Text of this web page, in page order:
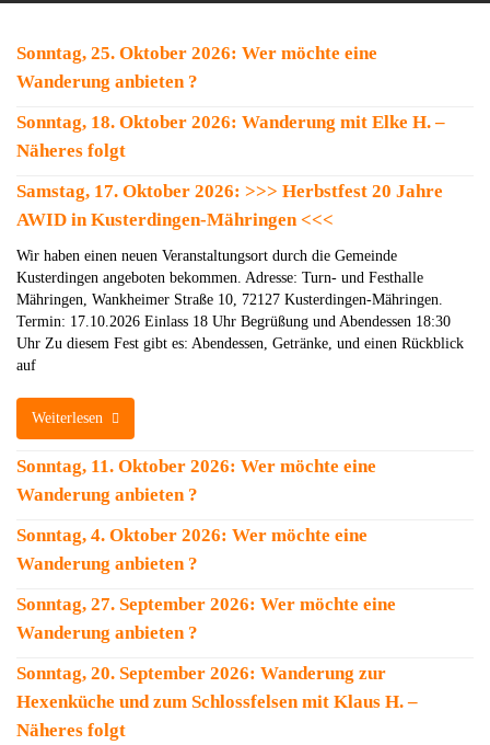
Sonntag, 25. Oktober 2026: Wer möchte eine
Wanderung anbieten ?
Sonntag, 18. Oktober 2026: Wanderung mit Elke H. –
Näheres folgt
Samstag, 17. Oktober 2026: >>> Herbstfest 20 Jahre
AWID in Kusterdingen-Mähringen <<<
Wir haben einen neuen Veranstaltungsort durch die Gemeinde
Kusterdingen angeboten bekommen. Adresse: Turn- und Festhalle
Mähringen, Wankheimer Straße 10, 72127 Kusterdingen-Mähringen.
Termin: 17.10.2026 Einlass 18 Uhr Begrüßung und Abendessen 18:30
Uhr Zu diesem Fest gibt es: Abendessen, Getränke, und einen Rückblick
auf
Weiterlesen
Sonntag, 11. Oktober 2026: Wer möchte eine
Wanderung anbieten ?
Sonntag, 4. Oktober 2026: Wer möchte eine
Wanderung anbieten ?
Sonntag, 27. September 2026: Wer möchte eine
Wanderung anbieten ?
Sonntag, 20. September 2026: Wanderung zur
Hexenküche und zum Schlossfelsen mit Klaus H. –
Näheres folgt